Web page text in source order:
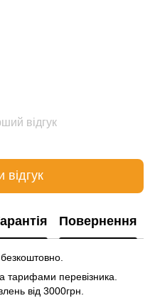
відгук
відгук
Повернення
перевізника.
від 3000грн.